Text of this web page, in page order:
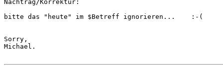
Nachtrag/Korrektur:
bitte das "heute" im $Betreff ignorieren...    :-(
Sorry,
Michael.